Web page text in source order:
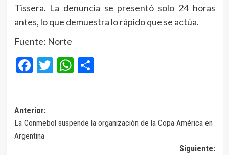
Tissera. La denuncia se presentó solo 24 horas
antes, lo que demuestra lo rápido que se actúa.
Fuente: Norte
Facebook
Twitter
WhatsApp
Compartir
Navegación
de
entradas
Anterior:
La Conmebol suspende la organización de la Copa América en
Argentina
Siguiente: